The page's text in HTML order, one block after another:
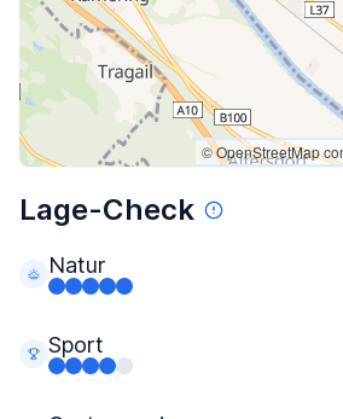
© OpenStreetMap
Lage-Check
Natur
Sport